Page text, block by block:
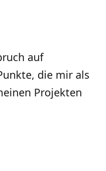
auf
die mir als
Projekten